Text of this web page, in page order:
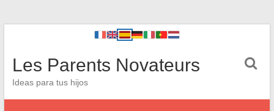
Les Parents Novateurs
Ideas para tus hijos